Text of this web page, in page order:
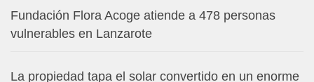
Fundación Flora Acoge atiende a 478 personas
vulnerables en Lanzarote
La propiedad tapa el solar convertido en un enorme